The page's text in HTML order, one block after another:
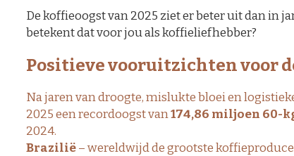
De koffieoogst van 2025 ziet er beter uit dan in
betekent dat voor jou als koffieliefhebber?
Positieve vooruitzichten voor
Na jaren van droogte, mislukte bloei en
2025 een recordoogst van174,86 miljoen 60-
2024.
Brazilië– wereldwijd de grootste